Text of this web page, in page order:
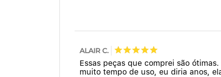
ALAIR C.
Essas peças que comprei são
muito tempo de uso, eu diria anos,